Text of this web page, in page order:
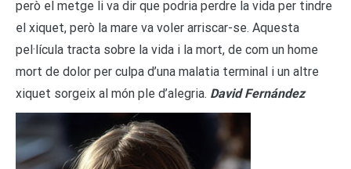
però el metge li va dir que podria perdre la vida per tindre
el xiquet, però la mare va voler arriscar-se. Aquesta
pel·lícula tracta sobre la vida i la mort, de com un home
mort de dolor per culpa d’una malatia terminal i un altre
xiquet sorgeix al món ple d’alegria. David Fernández